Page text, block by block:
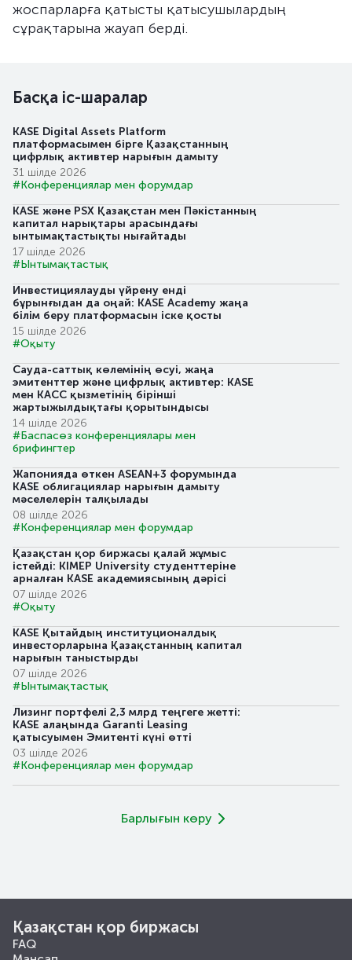
жоспарларға қатысты қатысушылардың
сұрақтарына жауап берді.
Басқа іс-шаралар
KASE Digital Assets Platform
платформасымен бірге Қазақстанның
цифрлық активтер нарығын дамыту
31 шілде 2026
#Конференциялар мен форумдар
KASE және PSX Қазақстан мен Пәкістанның
капитал нарықтары арасындағы
ынтымақтастықты нығайтады
17 шілде 2026
#Ынтымақтастық
Инвестициялауды үйрену енді
бұрынғыдан да оңай: KASE Academy жаңа
білім беру платформасын іске қосты
15 шілде 2026
#Оқыту
Сауда-саттық көлемінің өсуі, жаңа
эмитенттер және цифрлық активтер: KASE
мен KACC қызметінің бірінші
жартыжылдықтағы қорытындысы
14 шілде 2026
#Баспасөз конференциялары мен
брифингтер
Жапонияда өткен ASEAN+3 форумында
KASE облигациялар нарығын дамыту
мәселелерін талқылады
08 шілде 2026
#Конференциялар мен форумдар
Қазақстан қор биржасы қалай жұмыс
істейді: KIMEP University студенттеріне
арналған KASE академиясының дәрісі
07 шілде 2026
#Оқыту
KASE Қытайдың институционалдық
инвесторларына Қазақстанның капитал
нарығын таныстырды
07 шілде 2026
#Ынтымақтастық
Лизинг портфелі 2,3 млрд теңгеге жетті:
KASE алаңында Garanti Leasing
қатысуымен Эмитенті күні өтті
03 шілде 2026
#Конференциялар мен форумдар
Барлығын көру
Қазақстан қор биржасы
FAQ